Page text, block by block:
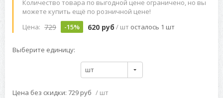
Количество товара по выгодной цене ограничено, но вы
можете купить ещё по розничной цене!
Цена: 729 -15% 620 руб / шт осталось 1 шт
Выберите единицу:
шт
Цена без скидки: 729 руб / шт